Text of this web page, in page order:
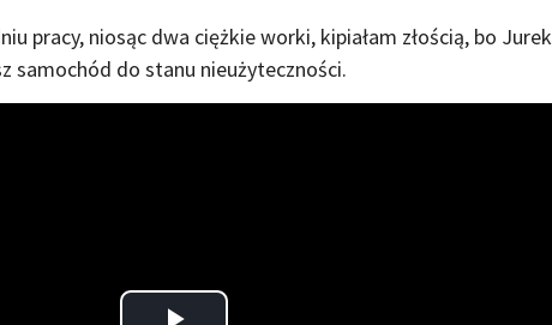
pracy, niosąc dwa ciężkie worki, kipiałam złością, bo Jurek
samochód do stanu nieużyteczności.